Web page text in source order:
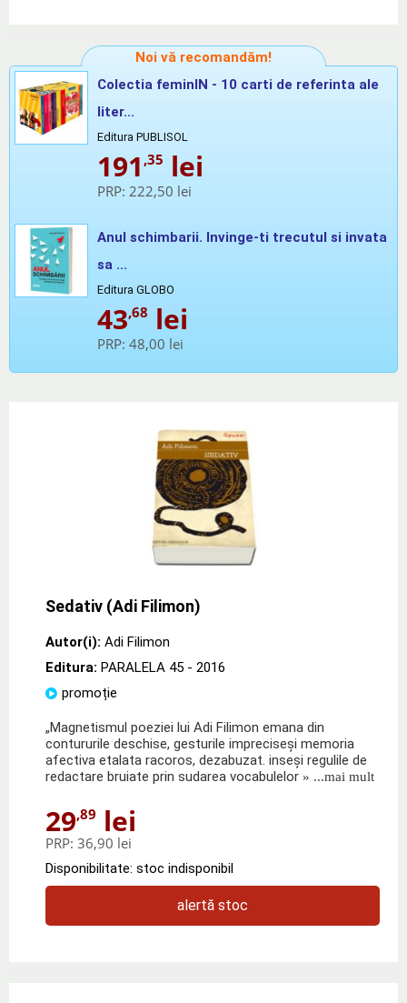
Noi vă recomandăm!
Colectia feminIN - 10 carti de referinta ale
liter...
Editura PUBLISOL
191 ,35 lei
PRP: 222,50 lei
Anul schimbarii. Invinge-ti trecutul si invata
sa ...
Editura GLOBO
43,68 lei
PRP: 48,00 lei
Sedativ (Adi Filimon)
Autor(i): Adi Filimon
Editura: PARALELA 45 - 2016
promoție
„Magnetismul poeziei lui Adi Filimon emana din
contururile deschise, gesturile impreciseşi memoria
afectiva etalata racoros, dezabuzat. inseşi regulile de
redactare bruiate prin sudarea vocabulelor » ...mai mult
29,89 lei
PRP: 36,90 lei
Disponibilitate: stoc indisponibil
alertă stoc